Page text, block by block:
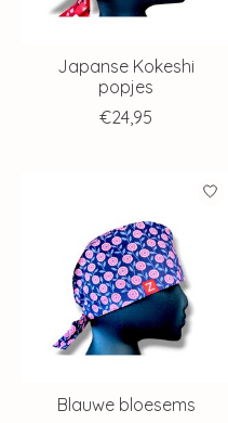
Japanse Kokeshi
popjes
€24,95
Blauwe bloesems